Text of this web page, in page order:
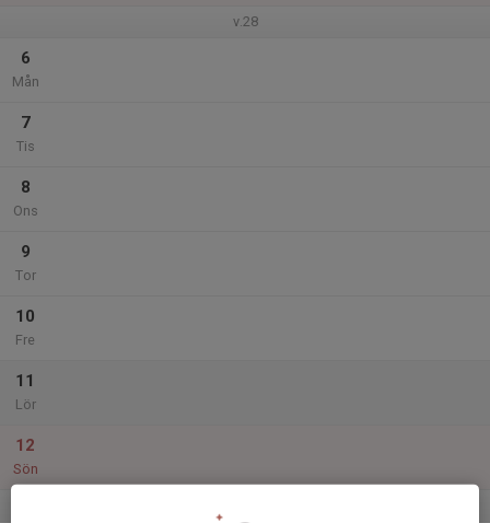
v.28
6
Mån
7
Tis
8
Ons
9
Tor
10
Fre
11
Lör
12
Sön